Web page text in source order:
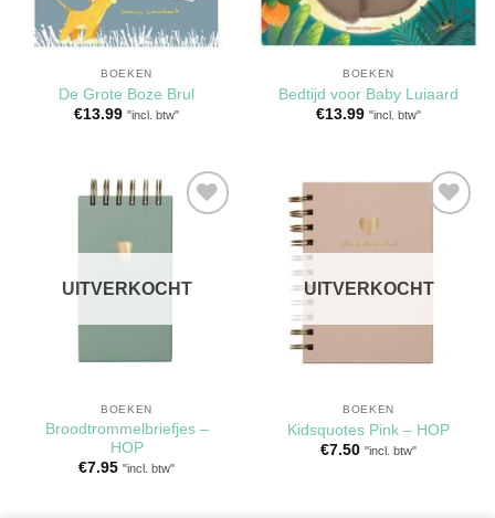
BOEKEN
De Grote Boze Brul
€13.99 "incl. btw"
BOEKEN
Bedtijd voor Baby Luiaard
€13.99 "incl. btw"
UITVERKOCHT
BOEKEN
Broodtrommelbriefjes –
HOP
€7.95 "incl. btw"
aan
UITVERKOCHT
BOEKEN
Kidsquotes Pink – HOP
€7.50 "incl. btw"